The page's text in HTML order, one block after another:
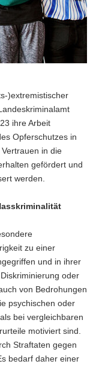
)extremistischer
ihre Arbeit
Opferschutzes in
in die
gefördert und
werden.
zu einer
und in ihrer
oder
von Bedrohungen
psychischen oder
bei vergleichbaren
motiviert sind.
Straftaten gegen
bedarf daher einer